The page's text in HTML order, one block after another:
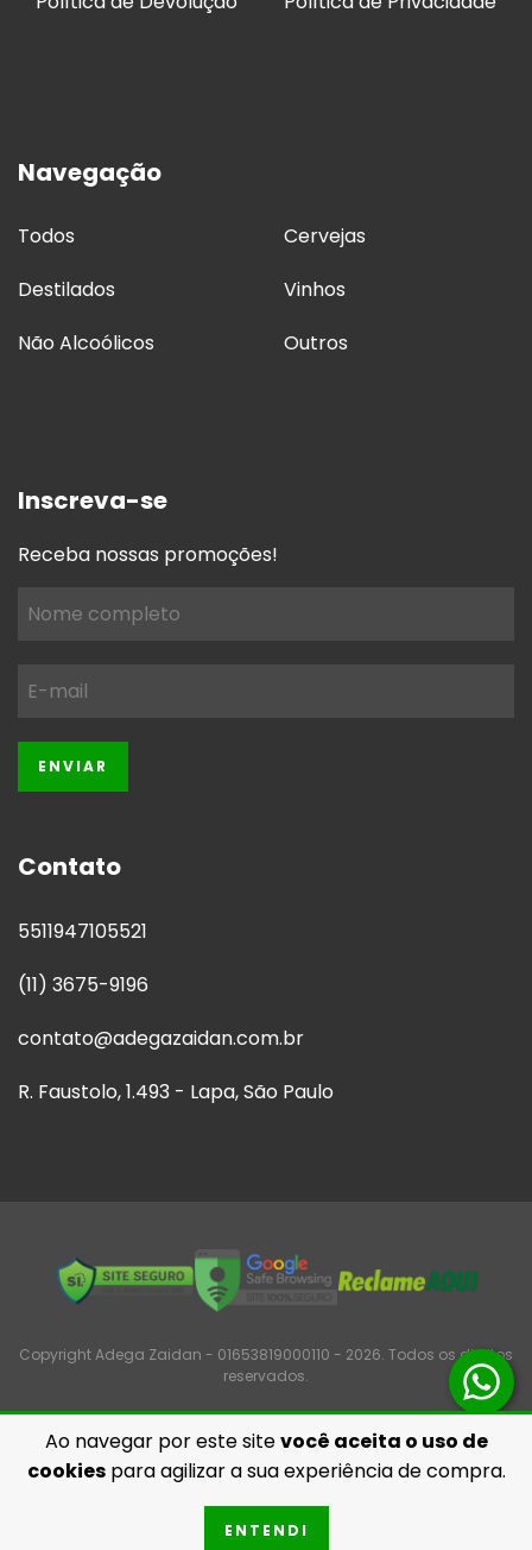
Ao navegar por este sitevocê aceita o uso de
cookiespara agilizar a sua experiência de compra.
ENTENDI
Navegação
Todos
Cervejas
Destilados
Vinhos
Não Alcoólicos
Outros
Inscreva-se
Receba nossas promoções!
Contato
5511947105521
(11) 3675-9196
contato@adegazaidan.com.br
R. Faustolo, 1.493 - Lapa, São Paulo
Copyright Adega Zaidan - 01653819000110 - 2026. Todos os direitos
reservados.